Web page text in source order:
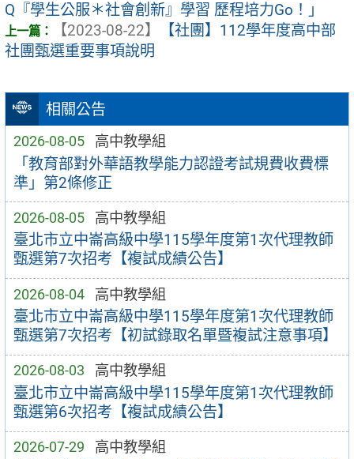
相關公告
2026-08-05 高中教學組
「教育部對外華語教學能力認證考試規費收費標
準」第2條修正
2026-08-05 高中教學組
臺北市立中崙高級中學115學年度第1次代理教師
甄選第7次招考【複試成績公告】
2026-08-04 高中教學組
臺北市立中崙高級中學115學年度第1次代理教師
甄選第7次招考【初試錄取名單暨複試注意事項】
2026-08-03 高中教學組
臺北市立中崙高級中學115學年度第1次代理教師
甄選第6次招考【複試成績公告】
2026-07-29 高中教學組
Q『學生公服＊社會創新』學習 歷程培力Go！」
【2023-08-22】
【社團】112學年度高中部
社團甄選重要事項說明